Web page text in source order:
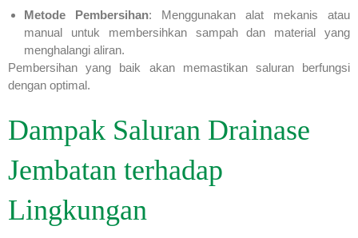
Metode Pembersihan: Menggunakan alat mekanis atau
manual untuk membersihkan sampah dan material yang
menghalangi aliran.
Pembersihan yang baik akan memastikan saluran berfungsi
dengan optimal.
Dampak Saluran Drainase
Jembatan terhadap
Lingkungan